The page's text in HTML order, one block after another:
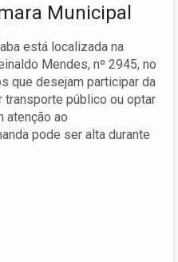
Municipal
está localizada na
Mendes, nº 2945, no
que desejam participar da
transporte público ou optar
atenção ao
pode ser alta durante